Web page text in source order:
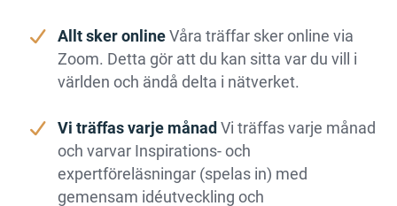
Allt sker onlineVåra träffar sker online via
Zoom. Detta gör att du kan sitta var du vill i
världen och ändå delta i nätverket.
Vi träffas varje månad Vi träffas varje månad
och varvar Inspirations- och
expertföreläsningar (spelas in) med
gemensam idéutveckling och